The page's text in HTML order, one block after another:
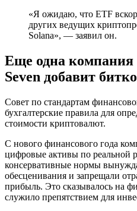
«Я ожидаю, что ETF
других ведущих
Solana», — заявил он.
Еще одна компания
Seven добавит
Совет по стандартам
бухгалтерские правила для
стоимости криптовалют.
С нового финансового года
цифровые активы по реальной
консервативные нормы
обесценивания и запрещали
прибыль. Это сказывалось на
служило препятствием для